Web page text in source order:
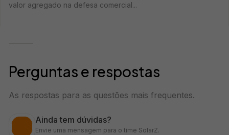
valor agregado na defesa comercial...
Perguntas e respostas
As respostas para as questões mais frequentes.
Ainda tem dúvidas?
Envie uma mensagem para o time SolarZ.